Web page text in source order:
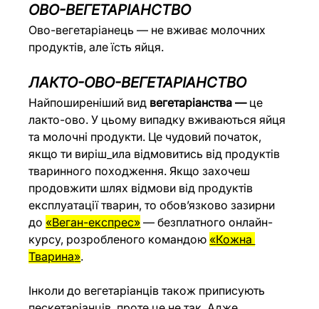
ОВО-ВЕГЕТАРІАНСТВО
Ово-вегетаріанець — не вживає молочних
продуктів, але їсть яйця.
ЛАКТО-ОВО-ВЕГЕТАРІАНСТВО
Найпоширеніший вид вегетаріанства — це
лакто-ово. У цьому випадку вживаються яйця
та молочні продукти. Це чудовий початок,
якщо ти виріш_ила відмовитись від продуктів
тваринного походження. Якщо захочеш
продовжити шлях відмови від продуктів
експлуатації тварин, то обов’язково зазирни
до «Веган-експрес» — безплатного онлайн-
курсу, розробленого командою «Кожна
Тварина».
Інколи до вегетаріанців також приписують